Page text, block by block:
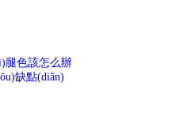
腿色該怎么辦
缺點(diǎn)